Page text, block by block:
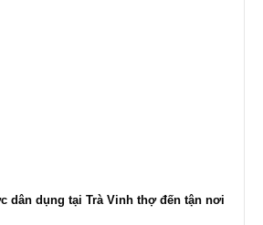
dân dụng tại Trà Vinh thợ đến tận nơi